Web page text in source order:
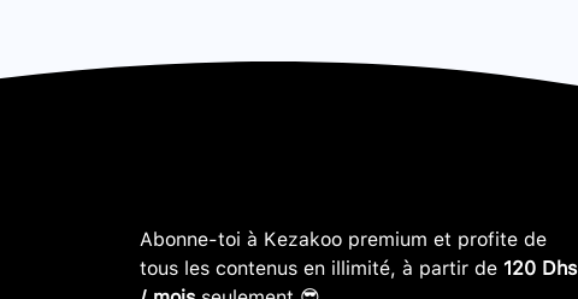
Abonne-toi à Kezakoo premium et profite de
tous les contenus en illimité, à partir de 120 Dhs